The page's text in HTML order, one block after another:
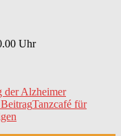
Uhr
der Alzheimer
Tanzcafé für